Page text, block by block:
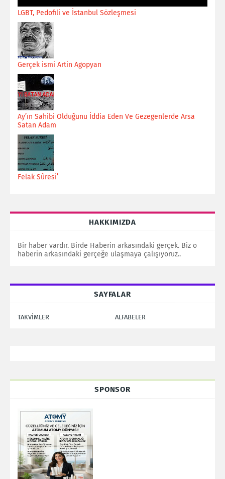
LGBT, Pedofili ve İstanbul Sözleşmesi
Gerçek ismi Artin Agopyan
Ay’ın Sahibi Olduğunu İddia Eden Ve Gezegenlerde Arsa
Satan Adam
Felak Sûresi’
HAKKIMIZDA
Bir haber vardır. Birde Haberin arkasındaki gerçek. Biz o
haberin arkasındaki gerçeğe ulaşmaya çalışıyoruz..
SAYFALAR
TAKVİMLER ALFABELER
SPONSOR